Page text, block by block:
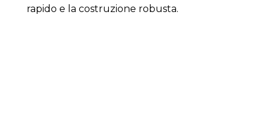
rapido e la costruzione robusta.